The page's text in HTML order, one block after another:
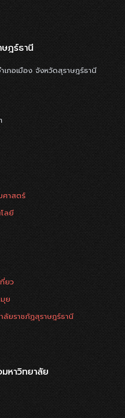
ฎร์ธานี
ภอเมือง จังหวัดสุราษฎร์ธานี
ศาสตร์
ลยี
ยว
ย
ลัยราชภัฏสุราษฎร์ธานี
หาวิทยาลัย